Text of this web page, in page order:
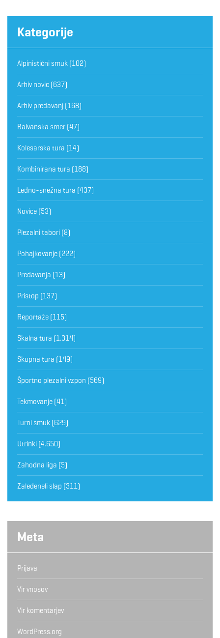
Kategorije
Alpinistični smuk (102)
Arhiv novic (637)
Arhiv predavanj (168)
Balvanska smer (47)
Kolesarska tura (14)
Kombinirana tura (188)
Ledno-snežna tura (437)
Novice (53)
Plezalni tabori (8)
Pohajkovanje (222)
Predavanja (13)
Pristop (137)
Reportaže (115)
Skalna tura (1.314)
Skupna tura (149)
Športno plezalni vzpon (569)
Tekmovanje (41)
Turni smuk (629)
Utrinki (4.650)
Zahodna liga (5)
Zaledeneli slap (311)
Meta
Prijava
Vir vnosov
Vir komentarjev
WordPress.org